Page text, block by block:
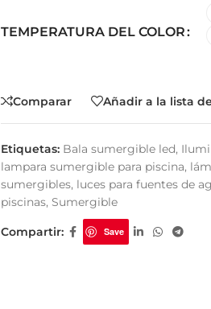
TEMPERATURA DEL COLOR
Comparar Añadir a la lista
Etiquetas: Bala sumergible led,
lampara sumergible para piscina,
sumergibles, luces para fuentes de
piscinas, Sumergible
Compartir: Save